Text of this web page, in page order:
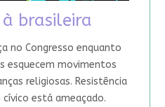
à brasileira
no Congresso enquanto
esquecem movimentos
religiosas. Resistência
está ameaçado.